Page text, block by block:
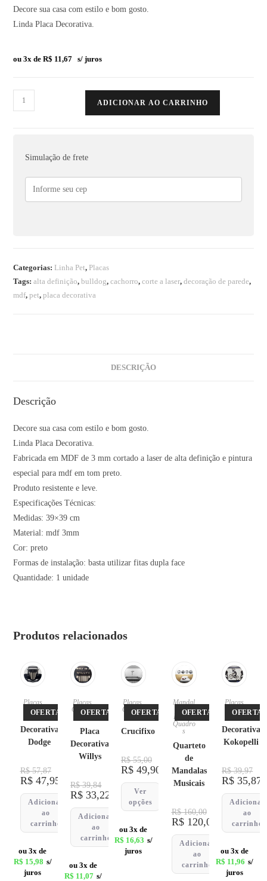
Decore sua casa com estilo e bom gosto.
Linda Placa Decorativa.
ou 3x deR$ 11,67 s/ juros
ADICIONAR AO CARRINHO
Simulação de frete
Categorias: Linha Pet, Placas
Tags:alta definição,bulldog,cachorro,corte a laser,decoração de parede,
mdf,pet,placa decorativa
DESCRIÇÃO
Descrição
Decore sua casa com estilo e bom gosto.
Linda Placa Decorativa.
Fabricada em MDF de 3 mm cortado a laser de alta definição e pintura
especial para mdf em tom preto.
Produto resistente e leve.
Especificações Técnicas:
Medidas: 39×39 cm
Material: mdf 3mm
Cor: preto
Formas de instalação: basta utilizar fitas dupla face
Quantidade: 1 unidade
Produtos relacionados
OFERTA!
Placas
Placa
Decorativa
Dodge
R$57,87
R$47,95
Adicionar
ao
carrinho
ou 3x de
R$ 15,98 s/
juros
OFERTA!
Placas
Quadro
s
Placa
Decorativa
Willys
R$39,84
R$ 33,22
Adicionar
ao
carrinho
ou 3x de
R$ 11,07 s/
OFERTA!
Placas
Quadro
s
Crucifixo
R$55,00
R$49,90
Ver
opções
ou 3x de
R$ 16,63 s/
juros
OFERTA!
Mandal
as,
Placas,
Quadro
s
Quarteto
de
Mandalas
Musicais
R$160,00
R$120,00
Adicionar
ao
carrinho
OFERTA!
Placas
Placa
Decorativa
Kokopelli
R$39,97
R$ 35,87
Adicionar
ao
carrinho
ou 3x de
R$ 11,96 s/
juros